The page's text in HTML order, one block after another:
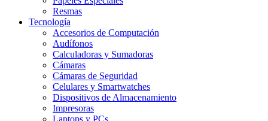
Resmas
Tecnología
Accesorios de Computación
Audífonos
Calculadoras y Sumadoras
Cámaras
Cámaras de Seguridad
Celulares y Smartwatches
Dispositivos de Almacenamiento
Impresoras
Laptops y PCs